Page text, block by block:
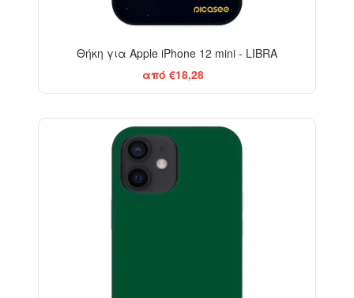
Θήκη για Apple iPhone 12 mini - LIBRA
από €18,28